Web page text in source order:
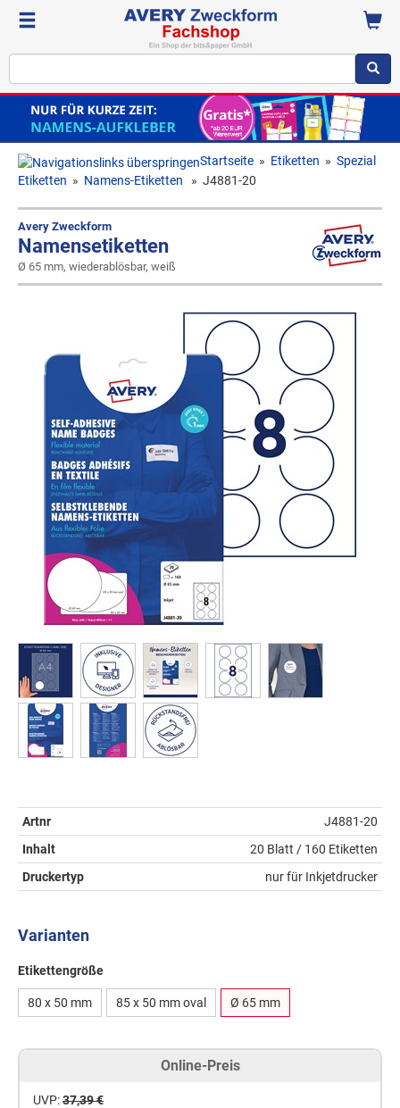
Startseite » Etiketten » Spezial
Etiketten » Namens-Etiketten » J4881-20
Avery Zweckform
Namensetiketten
Ø 65 mm, wiederablösbar, weiß
Artnr
J4881-20
Inhalt
20 Blatt / 160 Etiketten
Druckertyp
nur für Inkjetdrucker
Varianten
Etikettengröße
80 x 50 mm 85 x 50 mm oval Ø 65 mm
Online-Preis
UVP:37,39 €